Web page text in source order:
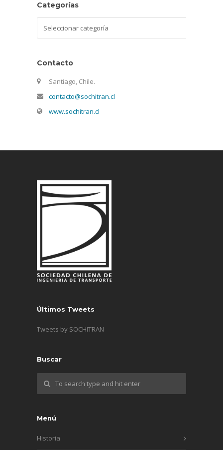
Categorías
Contacto
Santiago, Chile.
contacto@sochitran.cl
www.sochitran.cl
Últimos Tweets
Tweets by SOCHITRAN
Buscar
Menú
Historia